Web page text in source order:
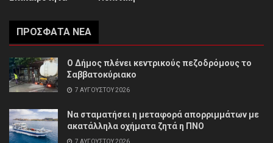
ΠΡΌΣΦΑΤΑ ΝΈΑ
Ο Δήμος πλένει κεντρικούς πεζοδρόμους το
Σαββατοκύριακο
7 ΑΥΓΟΎΣΤΟΥ 2026
Να σταματήσει η μεταφορά απορριμμάτων με
ακατάλληλα οχήματα ζητά η ΠΝΟ
7 ΑΥΓΟΎΣΤΟΥ 2026